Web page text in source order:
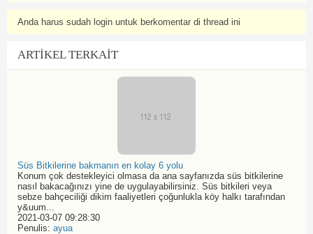
Anda harus sudah login untuk berkomentar di thread ini
ARTIKEL TERKAIT
Süs Bitkilerine bakmanın en kolay 6 yolu
Konum çok destekleyici olmasa da ana sayfanızda süs bitkilerine
nasıl bakacağınızı yine de uygulayabilirsiniz. Süs bitkileri veya
sebze bahçeciliği dikim faaliyetleri çoğunlukla köy halkı tarafından
y&uum...
2021-03-07 09:28:30
Penulis: ayua